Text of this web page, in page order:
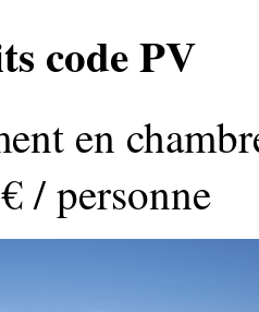
code PV
en
/ personne